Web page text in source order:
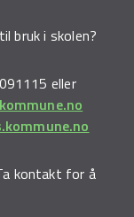
bruk i skolen?
eller
kontakt for å